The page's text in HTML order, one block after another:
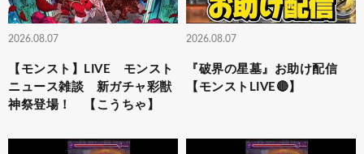
2026.08.07
【モンスト】LIVE モンスト
ニュース雑談 新ガチャ彩獣
神祭登場！ 【こうちゃ】
2026.08.07
『破界の星墓』お助け配信
【モンストLIVE🔴】